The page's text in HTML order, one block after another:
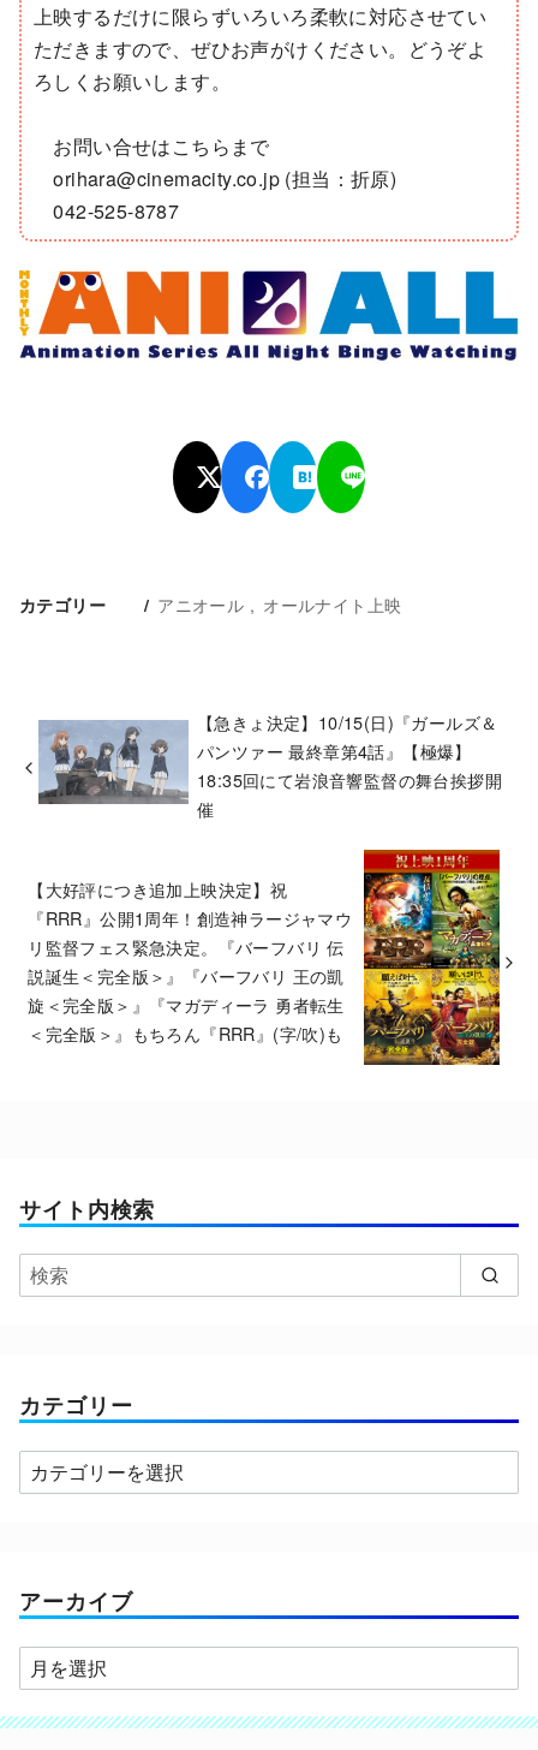
上映するだけに限らずいろいろ柔軟に対応させてい
ただきますので、ぜひお声がけください。どうぞよ
ろしくお願いします。
お問い合せはこちらまで
orihara@cinemacity.co.jp (担当：折原)
042-525-8787
カテゴリー アニオール オールナイト上映
【急きょ決定】10/15(日)『ガールズ＆
パンツァー 最終章第4話』【極爆】
18:35回にて岩浪音響監督の舞台挨拶開
催
【大好評につき追加上映決定】祝
『RRR』公開1周年！創造神ラージャマウ
リ監督フェス緊急決定。『バーフバリ 伝
説誕生＜完全版＞』『バーフバリ 王の凱
旋＜完全版＞』『マガディーラ 勇者転生
＜完全版＞』もちろん『RRR』(字/吹)も
サイト内検索
カテゴリー
カ
テ
ー
アーカイブ
ア
ー
カ